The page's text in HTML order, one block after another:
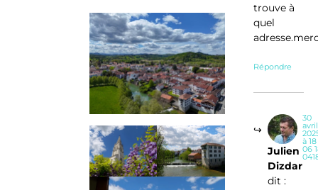
trouve à
quel
Répondre
Julien
Dizdar
dit :
30
avril
à 18
06